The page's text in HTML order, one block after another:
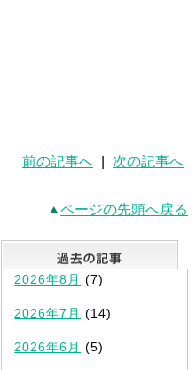
前の記事へ 次の記事へ
ページの先頭へ戻る
最新記事一覧
2026年8月 (7)
2026年7月 (14)
2026年6月 (5)